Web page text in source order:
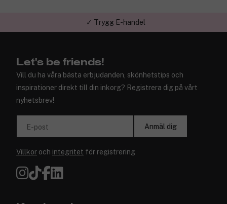
✓ Trygg E-handel
Let's be friends!
Vill du ha våra bästa erbjudanden, skönhetstips och
inspirationer direkt till din inkorg? Registrera dig på vårt
nyhetsbrev!
E-post Anmäl dig
Villkor och integritet för registrering